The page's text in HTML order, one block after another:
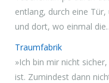
entlang, durch eine
und dort, wo einmal
Traumfabrik
»Ich bin mir nicht
ist. Zumindest dann